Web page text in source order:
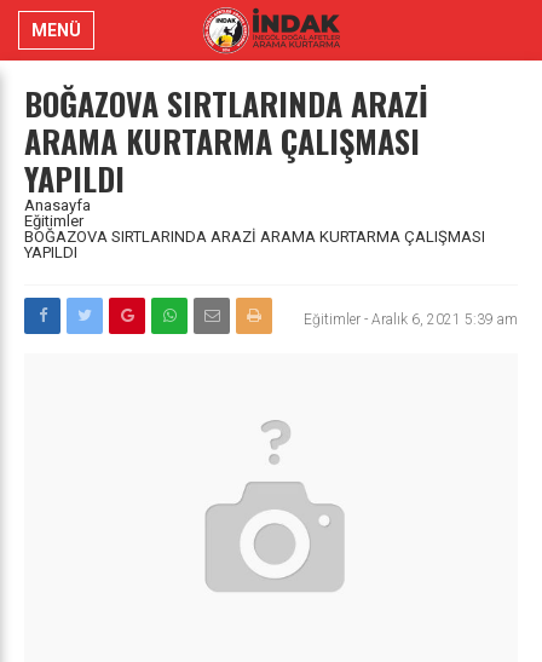
MENÜ
BOĞAZOVA SIRTLARINDA ARAZİ
ARAMA KURTARMA ÇALIŞMASI
YAPILDI
Anasayfa
Eğitimler
BOĞAZOVA SIRTLARINDA ARAZİ ARAMA KURTARMA ÇALIŞMASI
YAPILDI
Eğitimler - Aralık 6, 2021 5:39 am